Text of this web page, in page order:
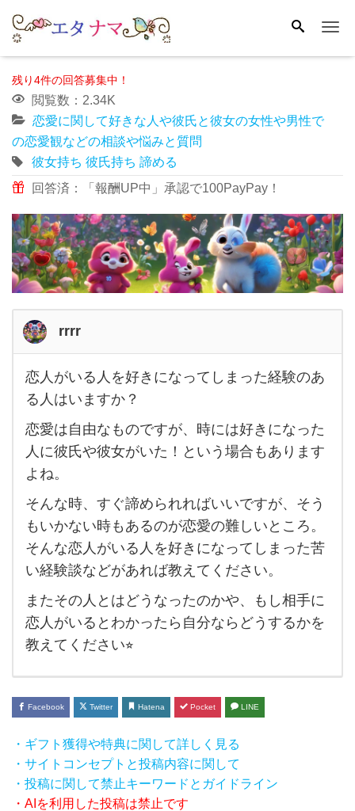
残り4件の回答募集中！
閲覧数：2.34K
恋愛に関して好きな人や彼氏と彼女の女性や男性で
の恋愛観などの相談や悩みと質問
彼女持ち 彼氏持ち 諦める
回答済：「報酬UP中」承認で100PayPay！
rrrr
恋人
い
る人
を好
き
に
な
っ
て
し
ま
っ
た経
験の
あ
る人
は
恋人がいる人を好きになってしまった経験のあ
る人はいますか？
恋愛は自由なものですが、時には好きになった
人に彼氏や彼女がいた！という場合もあります
よね。
そんな時、すぐ諦められればいいですが、そう
もいかない時もあるのが恋愛の難しいところ。
そんな恋人がいる人を好きになってしまった苦
い経験談などがあれば教えてください。
またその人とはどうなったのかや、もし相手に
恋人がいるとわかったら自分ならどうするかを
教えてください⭐︎
Facebook Twitter Hatena Pocket LINE
・ギフト獲得や特典に関して詳しく見る
・サイトコンセプトと投稿内容に関して
・投稿に関して禁止キーワードとガイドライン
・AIを利用した投稿は禁止です